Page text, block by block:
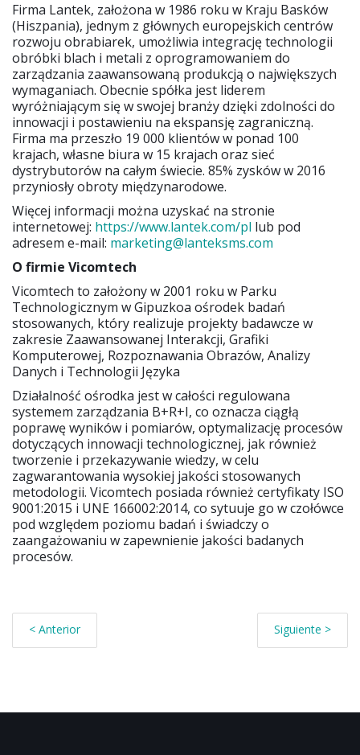
Firma Lantek, założona w 1986 roku w Kraju Basków
(Hiszpania), jednym z głównych europejskich centrów
rozwoju obrabiarek, umożliwia integrację technologii
obróbki blach i metali z oprogramowaniem do
zarządzania zaawansowaną produkcją o największych
wymaganiach. Obecnie spółka jest liderem
wyróżniającym się w swojej branży dzięki zdolności do
innowacji i postawieniu na ekspansję zagraniczną.
Firma ma przeszło 19 000 klientów w ponad 100
krajach, własne biura w 15 krajach oraz sieć
dystrybutorów na całym świecie. 85% zysków w 2016
przyniosły obroty międzynarodowe.
Więcej informacji można uzyskać na stronie
internetowej: https://www.lantek.com/pl lub pod
adresem e-mail: marketing@lanteksms.com
O firmie Vicomtech
Vicomtech to założony w 2001 roku w Parku
Technologicznym w Gipuzkoa ośrodek badań
stosowanych, który realizuje projekty badawcze w
zakresie Zaawansowanej Interakcji, Grafiki
Komputerowej, Rozpoznawania Obrazów, Analizy
Danych i Technologii Języka
Działalność ośrodka jest w całości regulowana
systemem zarządzania B+R+I, co oznacza ciągłą
poprawę wyników i pomiarów, optymalizację procesów
dotyczących innowacji technologicznej, jak również
tworzenie i przekazywanie wiedzy, w celu
zagwarantowania wysokiej jakości stosowanych
metodologii. Vicomtech posiada również certyfikaty ISO
9001:2015 i UNE 166002:2014, co sytuuje go w czołówce
pod względem poziomu badań i świadczy o
zaangażowaniu w zapewnienie jakości badanych
procesów.
< Anterior Siguiente >